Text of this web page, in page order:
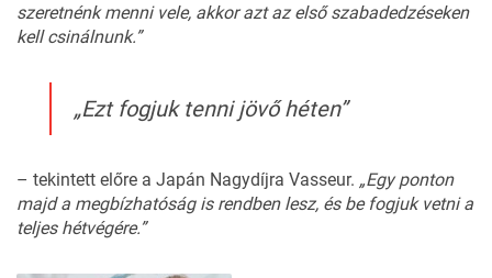
szeretnénk menni vele, akkor azt az első szabadedzéseken
kell csinálnunk.”
„Ezt fogjuk tenni jövő héten”
– tekintett előre a Japán Nagydíjra Vasseur. „Egy ponton
majd a megbízhatóság is rendben lesz, és be fogjuk vetni a
teljes hétvégére.”